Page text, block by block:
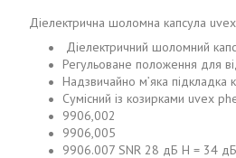
Діелектрична шоломна капсула
Діелектричний шоломний
Регульоване положення для
Надзвичайно м’яка підкладка
Сумісний із козирками uvex
9906,002
9906,005
9906.007 SNR 28 дБ H = 34